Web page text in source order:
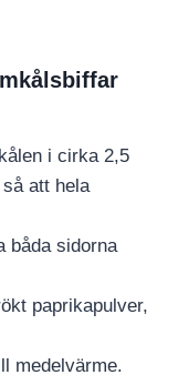
i cirka 2,5
att hela
båda sidorna
paprikapulver,
medelvärme.